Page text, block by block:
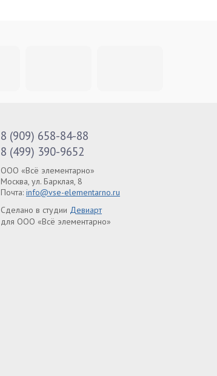
8 (909) 658-84-88
8 (499) 390-9652
ООО «Всё элементарно»
Москва, ул. Барклая, 8
Почта: info@vse-elementarno.ru
Сделано в студии Девиарт
для ООО «Всё элементарно»